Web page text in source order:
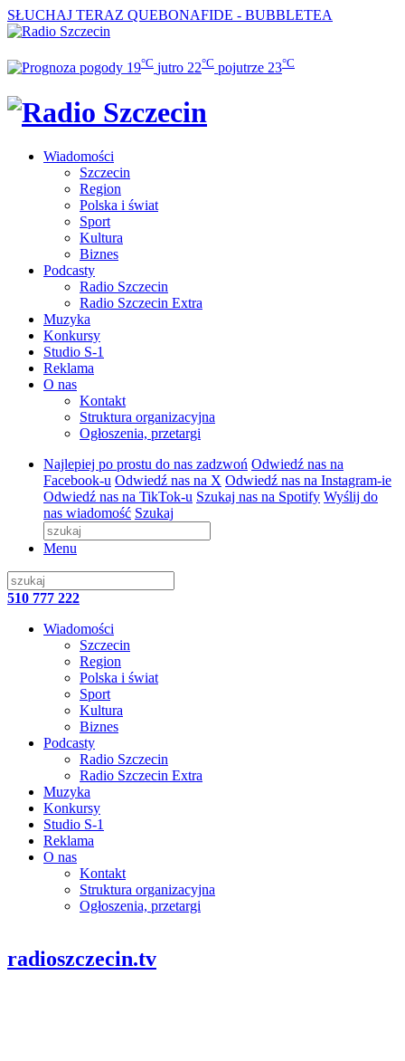
SŁUCHAJ TERAZ QUEBONAFIDE - BUBBLETEA
19°C jutro 22°C pojutrze 23°C
Wiadomości
Szczecin
Region
Polska i świat
Sport
Kultura
Biznes
Podcasty
Radio Szczecin
Radio Szczecin Extra
Muzyka
Konkursy
Studio S-1
Reklama
O nas
Kontakt
Struktura organizacyjna
Ogłoszenia, przetargi
Najlepiej po prostu do nas zadzwoń Odwiedź nas na
Facebook-u Odwiedź nas na X Odwiedź nas na Instagram-ie
Odwiedź nas na TikTok-u Szukaj nas na Spotify Wyślij do
nas wiadomość Szukaj
Menu
510 777 222
Wiadomości
Szczecin
Region
Polska i świat
Sport
Kultura
Biznes
Podcasty
Radio Szczecin
Radio Szczecin Extra
Muzyka
Konkursy
Studio S-1
Reklama
O nas
Kontakt
Struktura organizacyjna
Ogłoszenia, przetargi
radioszczecin.tv